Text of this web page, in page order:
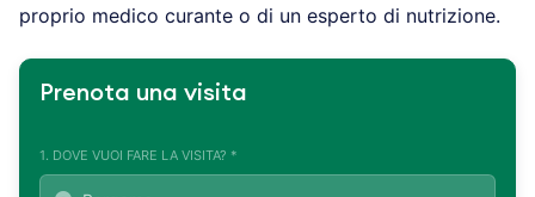
proprio medico curante o di un esperto di nutrizione.
Prenota una visita
1. DOVE VUOI FARE LA VISITA? *